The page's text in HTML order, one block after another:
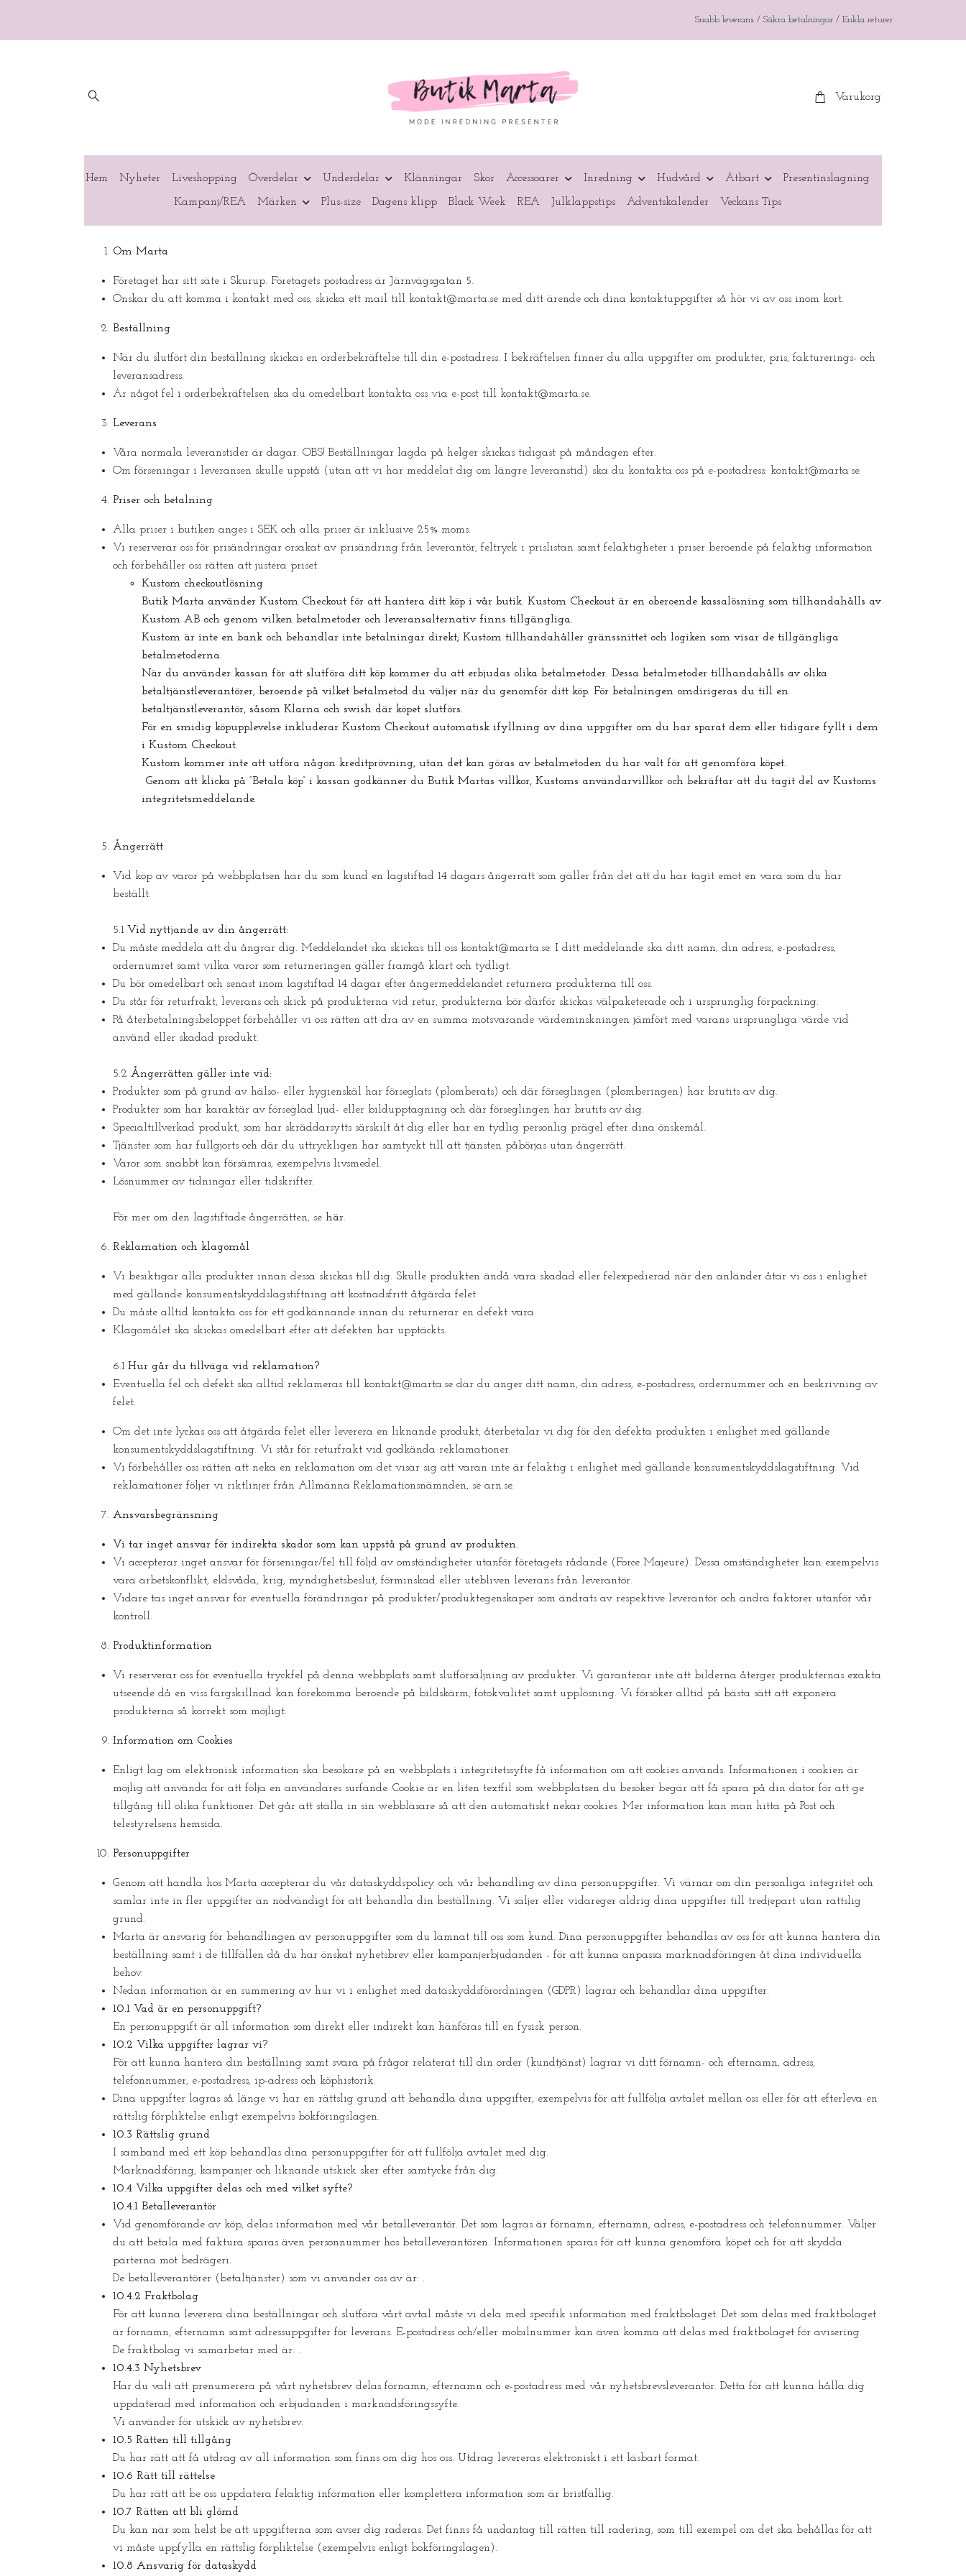
Snabb leverans / Säkra betalningar / Enkla returer
Varukorg
Hem Nyheter Liveshopping Överdelar Underdelar Klänningar Skor Accessoarer Inredning Hudvård Ätbart Presentinslagning
Kampanj/REA Märken Plus-size Dagens klipp Black Week REA Julklappstips Adventskalender Veckans Tips
Om Marta
Företaget har sitt säte i Skurup. Företagets postadress är Järnvägsgatan 5.
Önskar du att komma i kontakt med oss, skicka ett mail till kontakt@marta.se med ditt ärende och dina kontaktuppgifter så hör vi av oss inom kort.
Beställning
När du slutfört din beställning skickas en orderbekräftelse till din e-postadress. I bekräftelsen finner du alla uppgifter om produkter, pris, fakturerings- och
leveransadress.
Är något fel i orderbekräftelsen ska du omedelbart kontakta oss via e-post till kontakt@marta.se.
Leverans
Våra normala leveranstider är dagar. OBS! Beställningar lagda på helger skickas tidigast på måndagen efter.
Om förseningar i leveransen skulle uppstå (utan att vi har meddelat dig om längre leveranstid) ska du kontakta oss på e-postadress: kontakt@marta.se.
Priser och betalning
Alla priser i butiken anges i SEK och alla priser är inklusive 25% moms.
Vi reserverar oss för prisändringar orsakat av prisändring från leverantör, feltryck i prislistan samt felaktigheter i priser beroende på felaktig information
och förbehåller oss rätten att justera priset.
Kustom checkoutlösning
Butik Marta använder Kustom Checkout för att hantera ditt köp i vår butik. Kustom Checkout är en oberoende kassalösning som tillhandahålls av
Kustom AB och genom vilken betalmetoder och leveransalternativ finns tillgängliga.
Kustom är inte en bank och behandlar inte betalningar direkt; Kustom tillhandahåller gränssnittet och logiken som visar de tillgängliga
betalmetoderna.
När du använder kassan för att slutföra ditt köp kommer du att erbjudas olika betalmetoder. Dessa betalmetoder tillhandahålls av olika
betaltjänstleverantörer, beroende på vilket betalmetod du väljer när du genomför ditt köp. För betalningen omdirigeras du till en
betaltjänstleverantör, såsom Klarna och swish där köpet slutförs.
För en smidig köpupplevelse inkluderar Kustom Checkout automatisk ifyllning av dina uppgifter om du har sparat dem eller tidigare fyllt i dem
i Kustom Checkout.
Kustom kommer inte att utföra någon kreditprövning, utan det kan göras av betalmetoden du har valt för att genomföra köpet.
Genom att klicka på ”Betala köp” i kassan godkänner du Butik Martas villkor, Kustoms användarvillkor och bekräftar att du tagit del av Kustoms
integritetsmeddelande.
Ångerrätt
Vid köp av varor på webbplatsen har du som kund en lagstiftad 14 dagars ångerrätt som gäller från det att du har tagit emot en vara som du har
beställt.
5.1 Vid nyttjande av din ångerrätt:
Du måste meddela att du ångrar dig. Meddelandet ska skickas till oss kontakt@marta.se. I ditt meddelande ska ditt namn, din adress, e-postadress,
ordernumret samt vilka varor som returneringen gäller framgå klart och tydligt.
Du bör omedelbart och senast inom lagstiftad 14 dagar efter ångermeddelandet returnera produkterna till oss.
Du står för returfrakt, leverans och skick på produkterna vid retur, produkterna bör därför skickas välpaketerade och i ursprunglig förpackning.
På återbetalningsbeloppet förbehåller vi oss rätten att dra av en summa motsvarande värdeminskningen jämfört med varans ursprungliga värde vid
använd eller skadad produkt.
5.2 Ångerrätten gäller inte vid:
Produkter som på grund av hälso- eller hygienskäl har förseglats (plomberats) och där förseglingen (plomberingen) har brutits av dig.
Produkter som har karaktär av förseglad ljud- eller bildupptagning och där förseglingen har brutits av dig.
Specialtillverkad produkt, som har skräddarsytts särskilt åt dig eller har en tydlig personlig prägel efter dina önskemål.
Tjänster som har fullgjorts och där du uttryckligen har samtyckt till att tjänsten påbörjas utan ångerrätt.
Varor som snabbt kan försämras, exempelvis livsmedel.
Lösnummer av tidningar eller tidskrifter.
För mer om den lagstiftade ångerrätten, se här.
Reklamation och klagomål
Vi besiktigar alla produkter innan dessa skickas till dig. Skulle produkten ändå vara skadad eller felexpedierad när den anländer åtar vi oss i enlighet
med gällande konsumentskyddslagstiftning att kostnadsfritt åtgärda felet.
Du måste alltid kontakta oss för ett godkännande innan du returnerar en defekt vara.
Klagomålet ska skickas omedelbart efter att defekten har upptäckts.
6.1 Hur går du tillväga vid reklamation?
Eventuella fel och defekt ska alltid reklameras till kontakt@marta.se där du anger ditt namn, din adress, e-postadress, ordernummer och en beskrivning av
felet.
Om det inte lyckas oss att åtgärda felet eller leverera en liknande produkt, återbetalar vi dig för den defekta produkten i enlighet med gällande
konsumentskyddslagstiftning. Vi står för returfrakt vid godkända reklamationer.
Vi förbehåller oss rätten att neka en reklamation om det visar sig att varan inte är felaktig i enlighet med gällande konsumentskyddslagstiftning. Vid
reklamationer följer vi riktlinjer från Allmänna Reklamationsnämnden, se arn.se.
Ansvarsbegränsning
Vi tar inget ansvar för indirekta skador som kan uppstå på grund av produkten.
Vi accepterar inget ansvar för förseningar/fel till följd av omständigheter utanför företagets rådande (Force Majeure). Dessa omständigheter kan exempelvis
vara arbetskonflikt, eldsvåda, krig, myndighetsbeslut, förminskad eller utebliven leverans från leverantör.
Vidare tas inget ansvar för eventuella förändringar på produkter/produktegenskaper som ändrats av respektive leverantör och andra faktorer utanför vår
kontroll.
Produktinformation
Vi reserverar oss för eventuella tryckfel på denna webbplats samt slutförsäljning av produkter. Vi garanterar inte att bilderna återger produkternas exakta
utseende då en viss färgskillnad kan förekomma beroende på bildskärm, fotokvalitet samt upplösning. Vi försöker alltid på bästa sätt att exponera
produkterna så korrekt som möjligt.
Information om Cookies
Enligt lag om elektronisk information ska besökare på en webbplats i integritetssyfte få information om att cookies används. Informationen i cookien är
möjlig att använda för att följa en användares surfande. Cookie är en liten textfil som webbplatsen du besöker begär att få spara på din dator för att ge
tillgång till olika funktioner. Det går att ställa in sin webbläsare så att den automatiskt nekar cookies. Mer information kan man hitta på Post och
telestyrelsens hemsida.
Personuppgifter
Genom att handla hos Marta accepterar du vår dataskyddspolicy och vår behandling av dina personuppgifter. Vi värnar om din personliga integritet och
samlar inte in fler uppgifter än nödvändigt för att behandla din beställning. Vi säljer eller vidareger aldrig dina uppgifter till tredjepart utan rättslig
grund.
Marta är ansvarig för behandlingen av personuppgifter som du lämnat till oss som kund. Dina personuppgifter behandlas av oss för att kunna hantera din
beställning samt i de tillfällen då du har önskat nyhetsbrev eller kampanjerbjudanden - för att kunna anpassa marknadsföringen åt dina individuella
behov.
Nedan information är en summering av hur vi i enlighet med dataskyddsförordningen (GDPR) lagrar och behandlar dina uppgifter.
10.1 Vad är en personuppgift?
En personuppgift är all information som direkt eller indirekt kan hänföras till en fysisk person.
10.2 Vilka uppgifter lagrar vi?
För att kunna hantera din beställning samt svara på frågor relaterat till din order (kundtjänst) lagrar vi ditt förnamn- och efternamn, adress,
telefonnummer, e-postadress, ip-adress och köphistorik.
Dina uppgifter lagras så länge vi har en rättslig grund att behandla dina uppgifter, exempelvis för att fullfölja avtalet mellan oss eller för att efterleva en
rättslig förpliktelse enligt exempelvis bokföringslagen.
10.3 Rättslig grund
I samband med ett köp behandlas dina personuppgifter för att fullfölja avtalet med dig.
Marknadsföring, kampanjer och liknande utskick sker efter samtycke från dig.
10.4 Vilka uppgifter delas och med vilket syfte?
10.4.1 Betalleverantör
Vid genomförande av köp, delas information med vår betalleverantör. Det som lagras är förnamn, efternamn, adress, e-postadress och telefonnummer. Väljer
du att betala med faktura sparas även personnummer hos betalleverantören. Informationen sparas för att kunna genomföra köpet och för att skydda
parterna mot bedrägeri.
De betalleverantörer (betaltjänster) som vi använder oss av är: .
10.4.2 Fraktbolag
För att kunna leverera dina beställningar och slutföra vårt avtal måste vi dela med specifik information med fraktbolaget. Det som delas med fraktbolaget
är förnamn, efternamn samt adressuppgifter för leverans. E-postadress och/eller mobilnummer kan även komma att delas med fraktbolaget för avisering.
De fraktbolag vi samarbetar med är: .
10.4.3 Nyhetsbrev
Har du valt att prenumerera på vårt nyhetsbrev delas förnamn, efternamn och e-postadress med vår nyhetsbrevsleverantör. Detta för att kunna hålla dig
uppdaterad med information och erbjudanden i marknadsföringssyfte.
Vi använder för utskick av nyhetsbrev.
10.5 Rätten till tillgång
Du har rätt att få utdrag av all information som finns om dig hos oss. Utdrag levereras elektroniskt i ett läsbart format.
10.6 Rätt till rättelse
Du har rätt att be oss uppdatera felaktig information eller komplettera information som är bristfällig.
10.7 Rätten att bli glömd
Du kan när som helst be att uppgifterna som avser dig raderas. Det finns få undantag till rätten till radering, som till exempel om det ska behållas för att
vi måste uppfylla en rättslig förpliktelse (exempelvis enligt bokföringslagen).
10.8 Ansvarig för dataskydd